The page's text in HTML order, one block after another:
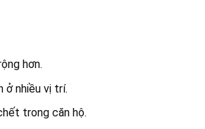
hơn.
ở nhiều vị trí.
trong căn hộ.